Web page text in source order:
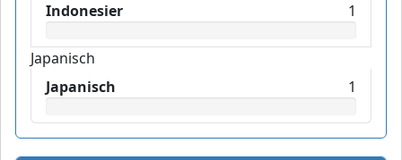
Indonesier
1
Japanisch
Japanisch
1